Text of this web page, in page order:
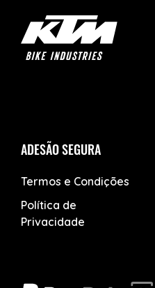
ADESÃO SEGURA
Termos e Condições
Política de
Privacidade